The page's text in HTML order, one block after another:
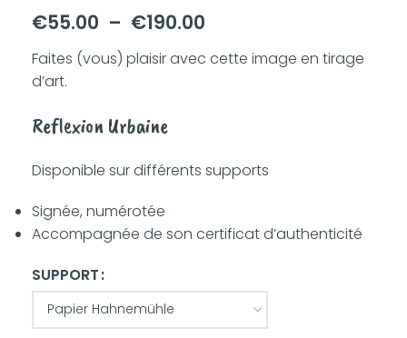
€55.00 – €190.00
Faites (vous) plaisir avec cette image en tirage
d’art.
Reflexion Urbaine
Disponible sur différents supports
Signée, numérotée
Accompagnée de son certificat d’authenticité
SUPPORT